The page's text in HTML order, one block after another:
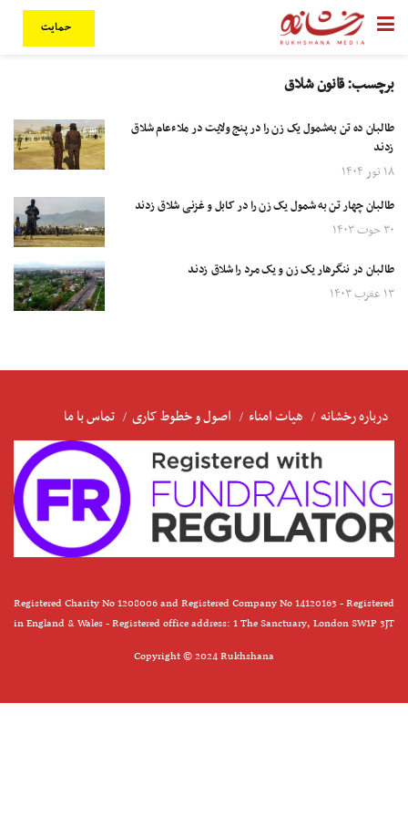
حمایت
برچسب:قانون شلاق
طالبان ده تن به‌شمول يک زن را در پنج ولایت در ملاءعام شلاق
زدند
۱۸ ثور ۱۴۰۴
طالبان چهار تن به شمول یک زن را در کابل و غزنی شلاق زدند
۳۰ حوت ۱۴۰۳
طالبان در ننگرهار یک زن و یک مرد را شلاق زدند
۱۳ عقرب ۱۴۰۳
درباره رخشانه هیات امناء اصول و خطوط کاری تماس با ما
Registered Charity No 1208006 and Registered Company No 14120163 - Registered
in England & Wales - Registered office address: 1 The Sanctuary, London SW1P 3JT
Copyright © 2024 Rukhshana